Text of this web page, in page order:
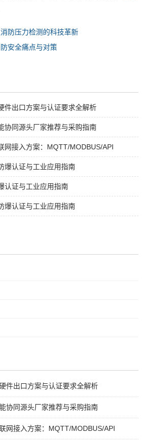
防压力检测的科技革新
安全痛点与对策
件出口方案与认证要求全解析
协同源头厂家推荐与采购指南
网接入方案：MQTT/MODBUS/API
爆认证与工业应用指南
认证与工业应用指南
爆认证与工业应用指南
件出口方案与认证要求全解析
协同源头厂家推荐与采购指南
网接入方案：MQTT/MODBUS/API